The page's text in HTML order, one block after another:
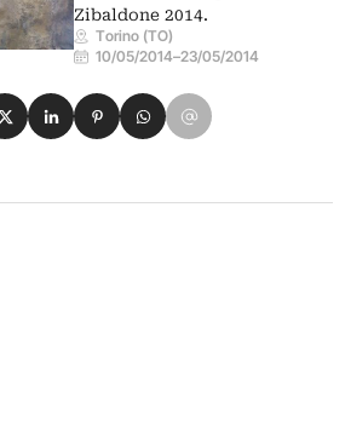
Zibaldone 2014.
Torino (TO)
10/05/2014–23/05/2014
su Facebook
su X
Condividi su LinkedIn
Condividi su Pinterest
Condividi su WhatsApp
Condividi su Email